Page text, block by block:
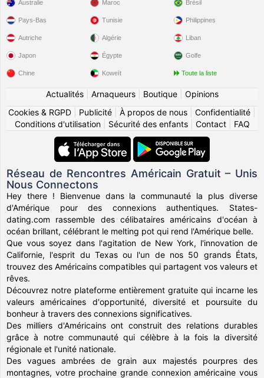
Australie
Pays-Bas
Autriche
Japon
Chine
Maroc
Tunisie
Algérie
Égypte
Koweït
Brésil
Philippines
Liban
Golfe
Toute la liste
Actualités| Arnaqueurs| Boutique| Opinions
Cookies & RGPD
Publicité À propos de nous Confidentialité
Conditions d'utilisation| Sécurité des enfants| Contact| FAQ
Réseau de Rencontres Américain Gratuit – Unis
Nous Connectons
Hey there ! Bienvenue dans la communauté la plus diverse
d'Amérique pour des connexions authentiques. States-
dating.com rassemble des célibataires américains d'océan à
océan brillant, célébrant le melting pot qui rend l'Amérique belle.
Que vous soyez dans l'agitation de New York, l'innovation de
Californie, l'esprit du Texas ou l'un de nos 50 grands États,
trouvez des Américains compatibles qui partagent vos valeurs et
rêves.
Découvrez notre plateforme entièrement gratuite qui incarne les
valeurs américaines d'opportunité, diversité et poursuite du
bonheur à travers des connexions significatives.
Des milliers d'Américains ont construit des relations durables
grâce à notre communauté qui célèbre à la fois la diversité
régionale et l'unité nationale.
Des vagues ambrées de grain aux majestés pourpres des
montagnes, votre prochaine grande connexion américaine vous